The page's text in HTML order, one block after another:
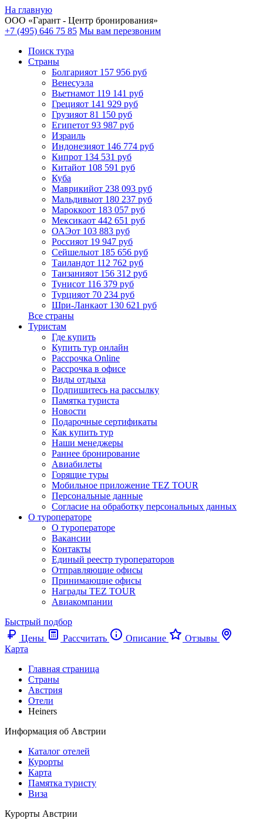
На главную
ООО «Гарант - Центр бронирования»
+7 (495) 646 75 85 Мы вам перезвоним
Поиск тура
Cтраны
Болгарияот 157 956 руб
Венесуэла
Вьетнамот 119 141 руб
Грецияот 141 929 руб
Грузияот 81 150 руб
Египетот 93 987 руб
Израиль
Индонезияот 146 774 руб
Кипрот 134 531 руб
Китайот 108 591 руб
Куба
Маврикийот 238 093 руб
Мальдивыот 180 237 руб
Мароккоот 183 057 руб
Мексикаот 442 651 руб
ОАЭот 103 883 руб
Россияот 19 947 руб
Сейшелыот 185 656 руб
Таиландот 112 762 руб
Танзанияот 156 312 руб
Тунисот 116 379 руб
Турцияот 70 234 руб
Шри-Ланкаот 130 621 руб
Все страны
Туристам
Где купить
Купить тур онлайн
Рассрочка Online
Рассрочка в офисе
Виды отдыха
Подпишитесь на рассылку
Памятка туриста
Новости
Подарочные сертификаты
Как купить тур
Наши менеджеры
Раннее бронирование
Авиабилеты
Горящие туры
Мобильное приложение TEZ TOUR
Персональные данные
Согласие на обработку персональных данных
О туроператоре
О туроператоре
Вакансии
Контакты
Единый реестр туроператоров
Отправляющие офисы
Принимающие офисы
Награды TEZ TOUR
Авиакомпании
Быстрый подбор
Цены
Рассчитать Описание
Отзывы
Карта
Главная страница
Cтраны
Австрия
Отели
Heiners
Информация об Австрии
Каталог отелей
Курорты
Карта
Памятка туристу
Виза
Курорты Австрии